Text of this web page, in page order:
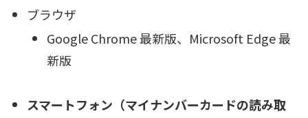
ブラウザ
Google Chrome 最新版、Microsoft Edge 最
新版
スマートフォン（マイナンバーカードの読み取